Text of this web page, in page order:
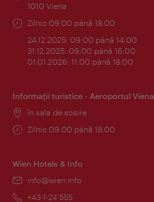
1010 Viena
Program:
Zilnic 09:00 până 18:00
24.12.2025: 09:00 până 14:00
31.12.2025: 09:00 până 16:00
01.01.2026: 11:00 până 18:00
Informaţii turistice - Aeroportul Viena
Locul:
în sala de sosire
Program:
Zilnic 09:00 până 18:00
Wien Hotels & Info
E-
info@wien.info
Telefon:
+43-1-24 555